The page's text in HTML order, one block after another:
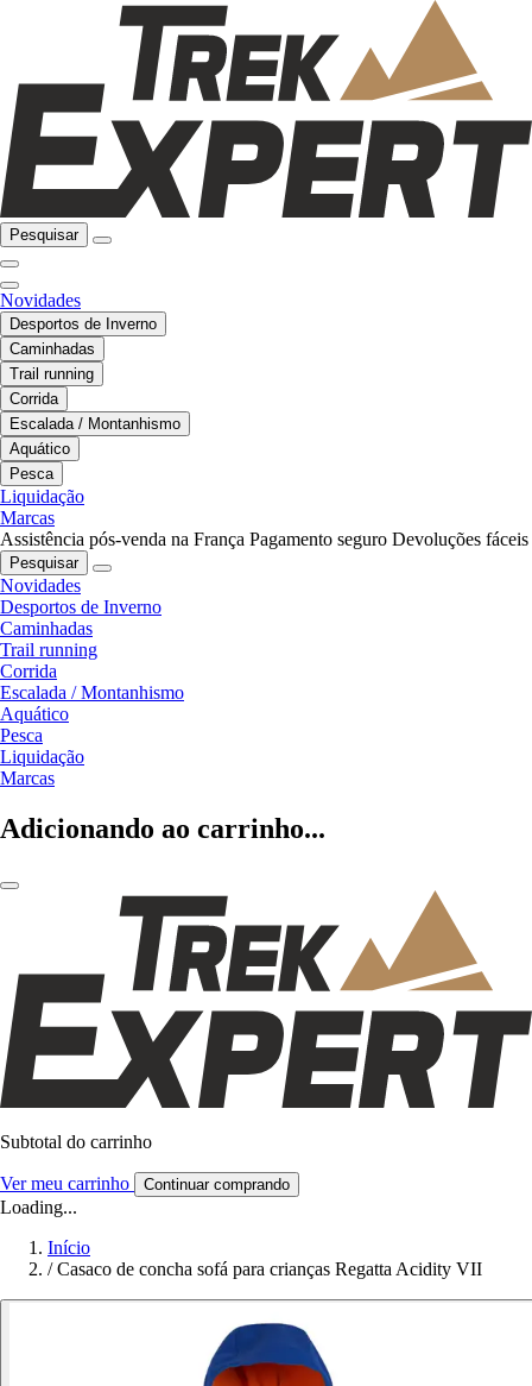
Pesquisar
Novidades
Desportos de Inverno
Caminhadas
Trail running
Corrida
Escalada / Montanhismo
Aquático
Pesca
Liquidação
Marcas
Assistência pós-venda na França Pagamento seguro Devoluções fáceis
Pesquisar
Novidades
Desportos de Inverno
Caminhadas
Trail running
Corrida
Escalada / Montanhismo
Aquático
Pesca
Liquidação
Marcas
Adicionando ao carrinho...
Subtotal do carrinho
Ver meu carrinho Continuar comprando
Loading...
Início
/ Casaco de concha sofá para crianças Regatta Acidity VII